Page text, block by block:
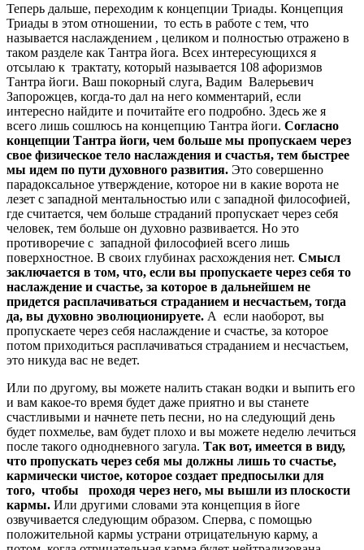
Теперь дальше, переходим к концепции Триады. Концепция
Триады в этом отношении, то есть в работе с тем, что
называется наслаждением , целиком и полностью отражено в
таком разделе как Тантра йога. Всех интересующихся я
отсылаю к трактату, который называется 108 афоризмов
Тантра йоги. Ваш покорный слуга, Вадим Валерьевич
Запорожцев, когда-то дал на него комментарий, если
интересно найдите и почитайте его подробно. Здесь же я
всего лишь сошлюсь на концепцию Тантра йоги. Согласно
концепции Тантра йоги, чем больше мы пропускаем через
свое физическое тело наслаждения и счастья, тем быстрее
мы идем по пути духовного развития. Это совершенно
парадоксальное утверждение, которое ни в какие ворота не
лезет с западной ментальностью или с западной философией,
где считается, чем больше страданий пропускает через себя
человек, тем больше он духовно развивается. Но это
противоречие с западной философией всего лишь
поверхностное. В своих глубинах расхождения нет. Смысл
заключается в том, что, если вы пропускаете через себя то
наслаждение и счастье, за которое в дальнейшем не
придется расплачиваться страданием и несчастьем, тогда
да, вы духовно эволюционируете. А если наоборот, вы
пропускаете через себя наслаждение и счастье, за которое
потом приходиться расплачиваться страданием и несчастьем,
это никуда вас не ведет.
Или по другому, вы можете налить стакан водки и выпить его
и вам какое-то время будет даже приятно и вы станете
счастливыми и начнете петь песни, но на следующий день
будет похмелье, вам будет плохо и вы можете неделю лечиться
после такого однодневного загула. Так вот, имеется в виду,
что пропускать через себя мы должны лишь то счастье,
кармически чистое, которое создает предпосылки для
того, чтобы проходя через него, мы вышли из плоскости
кармы. Или другими словами эта концепция в йоге
озвучивается следующим образом. Сперва, с помощью
положительной кармы устрани отрицательную карму, а